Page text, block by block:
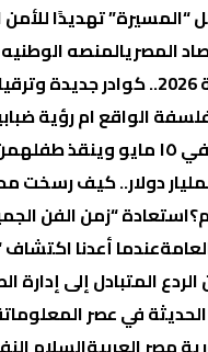
“المسيرة” تهديدًا
المصريالمنصه
ساعات فاصلة قبل إعلان حركة
الواقع ام رؤية
دولار.. كيف رسخت
استعادة “زمن الفن
عندما أعدنا
المتبادل إلى إدارة
في عصر المعلومات